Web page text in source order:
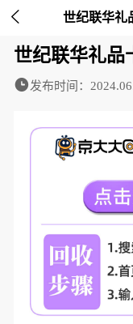
 世纪联华礼
世纪联华礼品
发布时间：